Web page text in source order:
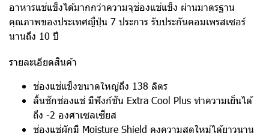
อาหารแช่แข็งได้มากกว่าความจุช่องแช่แข็ง ผ่านมาตรฐาน
คุณภาพของประเทศญี่ปุ่น 7 ประการ รับประกันคอมเพรสเซอร์
นานถึง 10 ปี
รายละเอียดสินค้า
ช่องแช่แข็งขนาดใหญ่ถึง 138 ลิตร
ลิ้นชักช่องแช่ มีฟังก์ชัน Extra Cool Plus ทำความเย็นได้
ถึง -2 องศาเซลเซียส
ช่องแช่ผักมี Moisture Shield คงความสดใหม่ได้ยาวนาน